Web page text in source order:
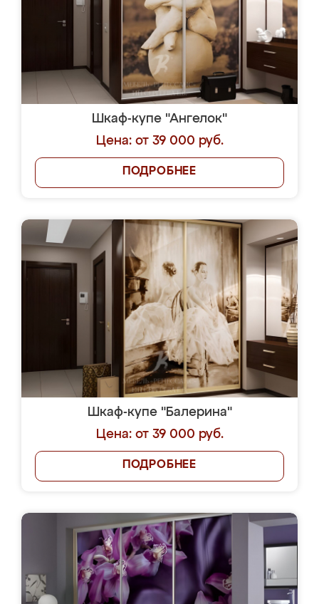
Еще
ЗАКАЗАТЬ
БЕСПЛАТНОЕ ТАКСИ
ДО НАШЕГО САЛОНА
Московской области!
Отправить
Я соглашаюсь на передачу персональных
данных согласноПолитике
конфиденциальности| Пользовательскому
соглашению